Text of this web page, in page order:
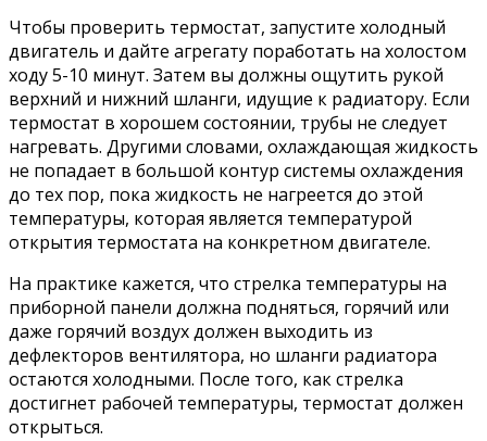
Чтобы проверить термостат, запустите холодный
двигатель и дайте агрегату поработать на холостом
ходу 5-10 минут. Затем вы должны ощутить рукой
верхний и нижний шланги, идущие к радиатору. Если
термостат в хорошем состоянии, трубы не следует
нагревать. Другими словами, охлаждающая жидкость
не попадает в большой контур системы охлаждения
до тех пор, пока жидкость не нагреется до этой
температуры, которая является температурой
открытия термостата на конкретном двигателе.
На практике кажется, что стрелка температуры на
приборной панели должна подняться, горячий или
даже горячий воздух должен выходить из
дефлекторов вентилятора, но шланги радиатора
остаются холодными. После того, как стрелка
достигнет рабочей температуры, термостат должен
открыться.